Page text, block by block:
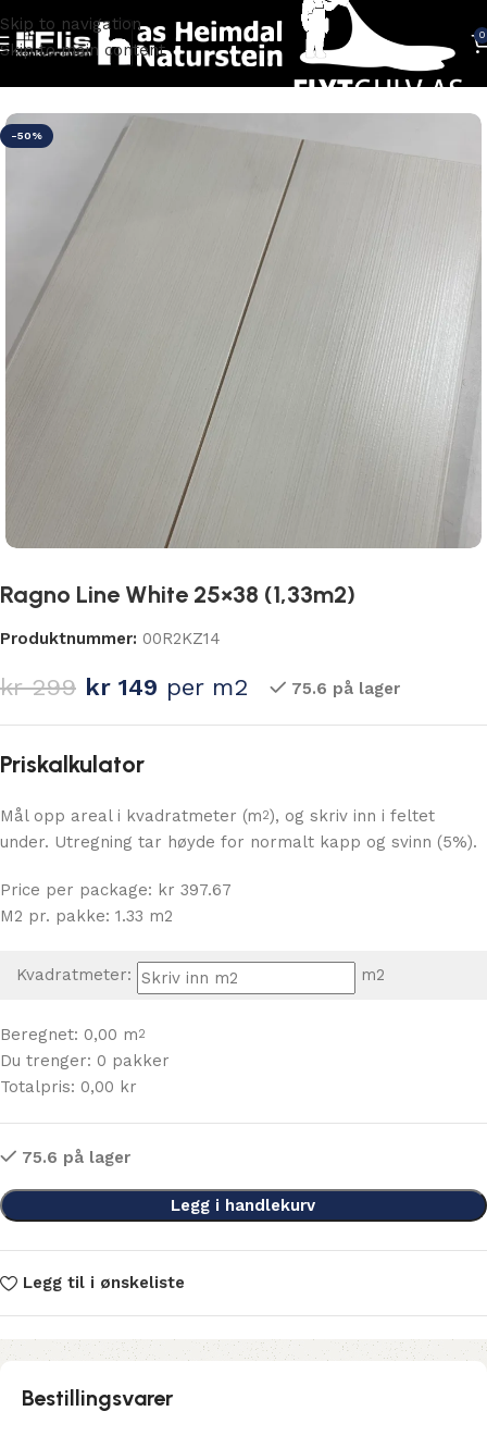
Skip to navigation
Skip to main content
0
-50%
Ragno Line White 25×38 (1,33m2)
Produktnummer: 00R2KZ14
kr299 kr 149 per m2 75.6 på lager
Priskalkulator
Mål opp areal i kvadratmeter (m2), og skriv inn i feltet
under. Utregning tar høyde for normalt kapp og svinn (5%).
Price per package: kr 397.67
M2 pr. pakke: 1.33 m2
Kvadratmeter: m2
Beregnet: 0,00 m2
Du trenger: 0 pakker
Totalpris: 0,00 kr
75.6 på lager
Legg i handlekurv
Legg til i ønskeliste
Bestillingsvarer